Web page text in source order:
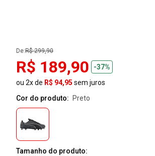
De:R$ 299,90
R$ 189,90
-37%
ou 2x de R$ 94,95 sem juros
Cor do produto:
preto
Tamanho do produto: